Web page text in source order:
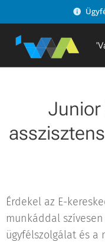
Junior
Érdekel az E-
munkáddal
ügyfélszolgálat és a